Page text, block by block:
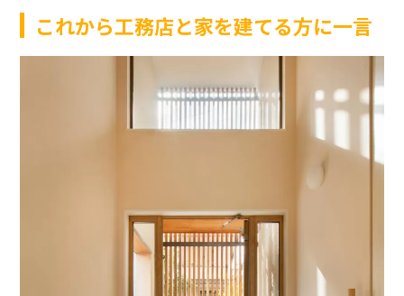
これから工務店と家を建てる方に一言